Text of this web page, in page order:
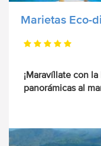
Marietas Eco-
¡Maravíllate con
panorámicas al